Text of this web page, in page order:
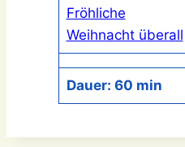
Fröhliche
Weihnacht überall
Dauer: 60 min